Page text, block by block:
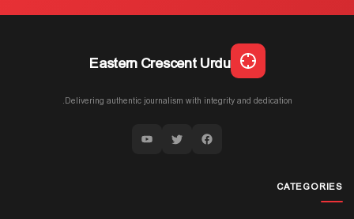
Eastern Crescent Urdu
Delivering authentic journalism with integrity and dedication.
CATEGORIES